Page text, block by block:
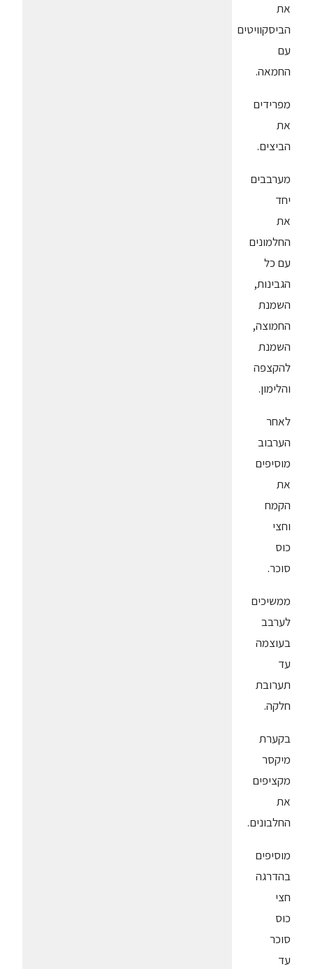
את
הביסקוויטים
עם
החמאה.
מפרידים
את
הביצים.
מערבבים
יחד
את
החלמונים
עם כל
הגבינות,
השמנת
החמוצה,
השמנת
להקצפה
והלימון.
לאחר
הערבוב
מוסיפים
את
הקמח
וחצי
כוס
סוכר.
ממשיכים
לערבב
בעוצמה
עד
תערובת
חלקה.
בקערת
מיקסר
מקציפים
את
החלבונים.
מוסיפים
בהדרגה
חצי
כוס
סוכר
עד